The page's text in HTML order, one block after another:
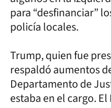
para “desfinanciar”
policía locales.
Trump, quien fue
respaldó aumentos
Departamento de
estaba en el cargo.